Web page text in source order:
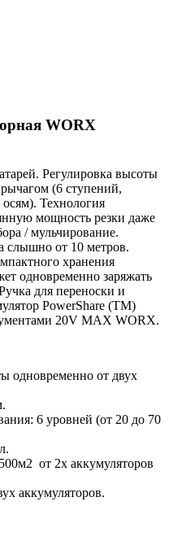
WORX
Регулировка высоты
(6 ступений,
Технология
мощность резки даже
/ мульчирование.
слышно от 10 метров.
хранения
одновременно заряжать
для переноски и
PowerShare (TM)
20V MAX WORX.
одновременно от двух
6 уровней (от 20 до 70
от 2х аккумуляторов
аккумуляторов.